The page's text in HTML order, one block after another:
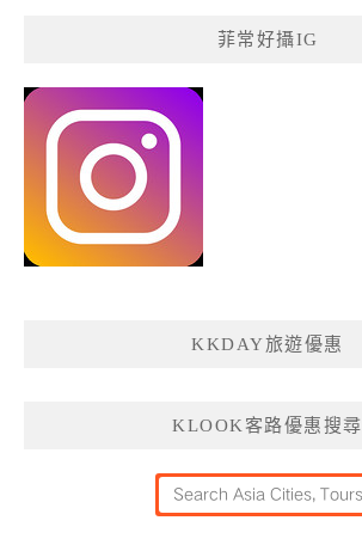
菲常好攝IG
KKDAY旅遊優惠
KLOOK客路優惠搜尋